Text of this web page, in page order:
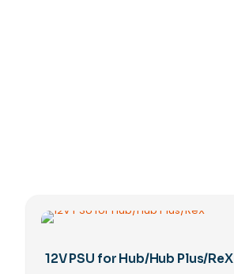
12V PSU for Hub/Hub Plus/ReX